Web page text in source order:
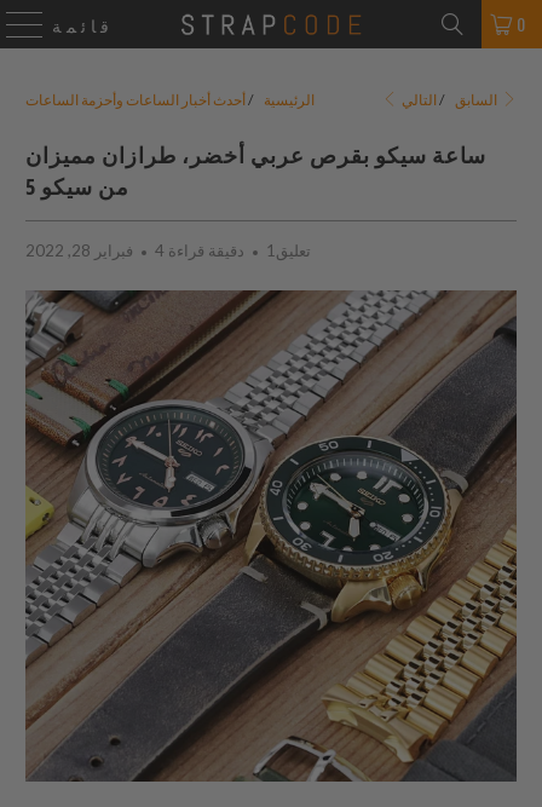
قائمة 0
الرئيسية / أحدث أخبار الساعات وأحزمة الساعات السابق /
ساعة سيكو بقرص عربي أخضر، طرازان مميزان
من سيكو 5
فبراير 28, 2022 4 دقيقة قراءة 1تعليق